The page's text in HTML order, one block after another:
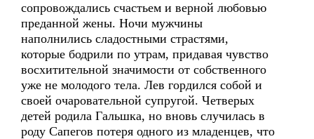
сопровождались счастьем и верной любовью
преданной жены. Ночи мужчины
наполнились сладостными страстями,
которые бодрили по утрам, придавая чувство
восхитительной значимости от собственного
уже не молодого тела. Лев гордился собой и
своей очаровательной супругой. Четверых
детей родила Гальшка, но вновь случилась в
роду Сапегов потеря одного из младенцев, что